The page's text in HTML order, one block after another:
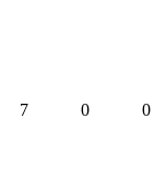
7 0 0